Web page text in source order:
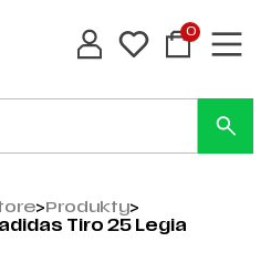
0
>Produkty>
Tiro 25 Legia